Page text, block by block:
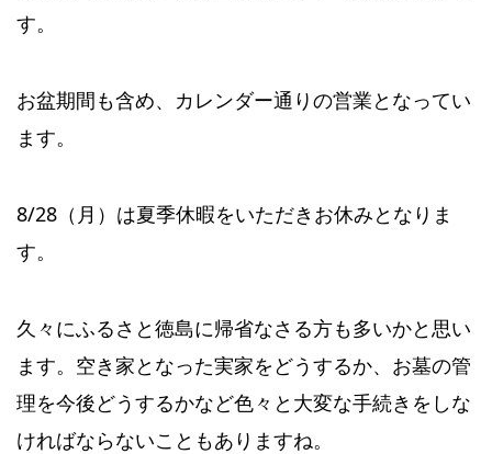
す。
お盆期間も含め、カレンダー通りの営業となってい
ます。
8/28（月）は夏季休暇をいただきお休みとなりま
す。
久々にふるさと徳島に帰省なさる方も多いかと思い
ます。空き家となった実家をどうするか、お墓の管
理を今後どうするかなど色々と大変な手続きをしな
ければならないこともありますね。